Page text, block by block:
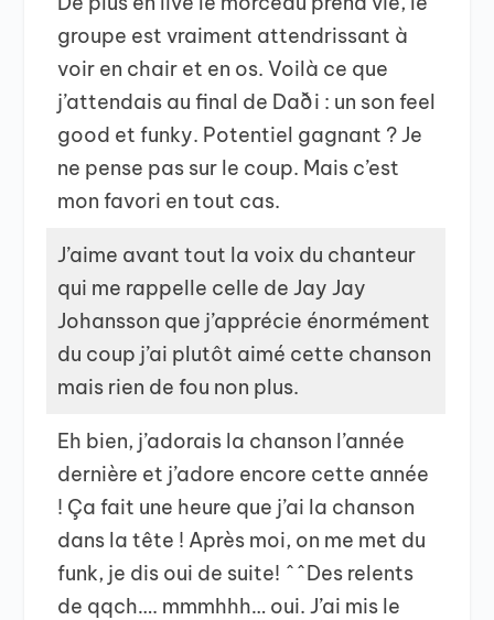
groupe est vraiment attendrissant à
voir en chair et en os. Voilà ce que
j’attendais au final de Daði : un son feel
good et funky. Potentiel gagnant ? Je
ne pense pas sur le coup. Mais c’est
mon favori en tout cas.
J’aime avant tout la voix du chanteur
qui me rappelle celle de Jay Jay
Johansson que j’apprécie énormément
du coup j’ai plutôt aimé cette chanson
mais rien de fou non plus.
Eh bien, j’adorais la chanson l’année
dernière et j’adore encore cette année
! Ça fait une heure que j’ai la chanson
dans la tête ! Après moi, on me met du
funk, je dis oui de suite! ^^Des relents
de qqch…. mmmhhh… oui. J’ai mis le